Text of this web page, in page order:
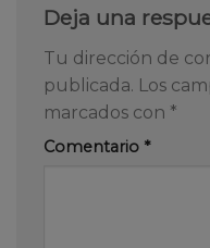
Deja una
Tu dirección de
publicada. Los
marcados con *
Comentario *